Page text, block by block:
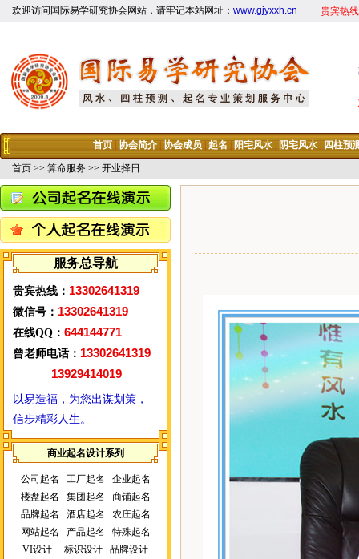
欢迎访问国际易学研究协会网站，请牢记本站网址： www.gjyxxh.cn 贵宾热
首页 协会简介 协会成员 起名 阳宅风水 阴宅风水 四柱预
首页 >> 算命服务 >> 开业择日
服务总导航
贵宾热线： 13302641319
微信号： 13302641319
在线QQ： 644144771
曾老师电话： 13302641319
13929414019
以易造福，为您出谋划策，
信步精彩人生。
商业起名设计系列
公司起名 工厂起名
企业起名
楼盘起名
集团起名
商铺起名
品牌起名
酒店起名
农庄起名
网站起名
产品起名
特殊起名
VI设计
标识设计
品牌设计